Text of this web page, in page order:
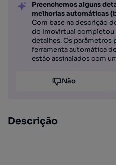
Preenchemos alguns
melhorias automáticas
Com base na descrição
do Imovirtual completou
detalhes. Os parâmetros
ferramenta automática
estão assinalados com
Não
Descrição